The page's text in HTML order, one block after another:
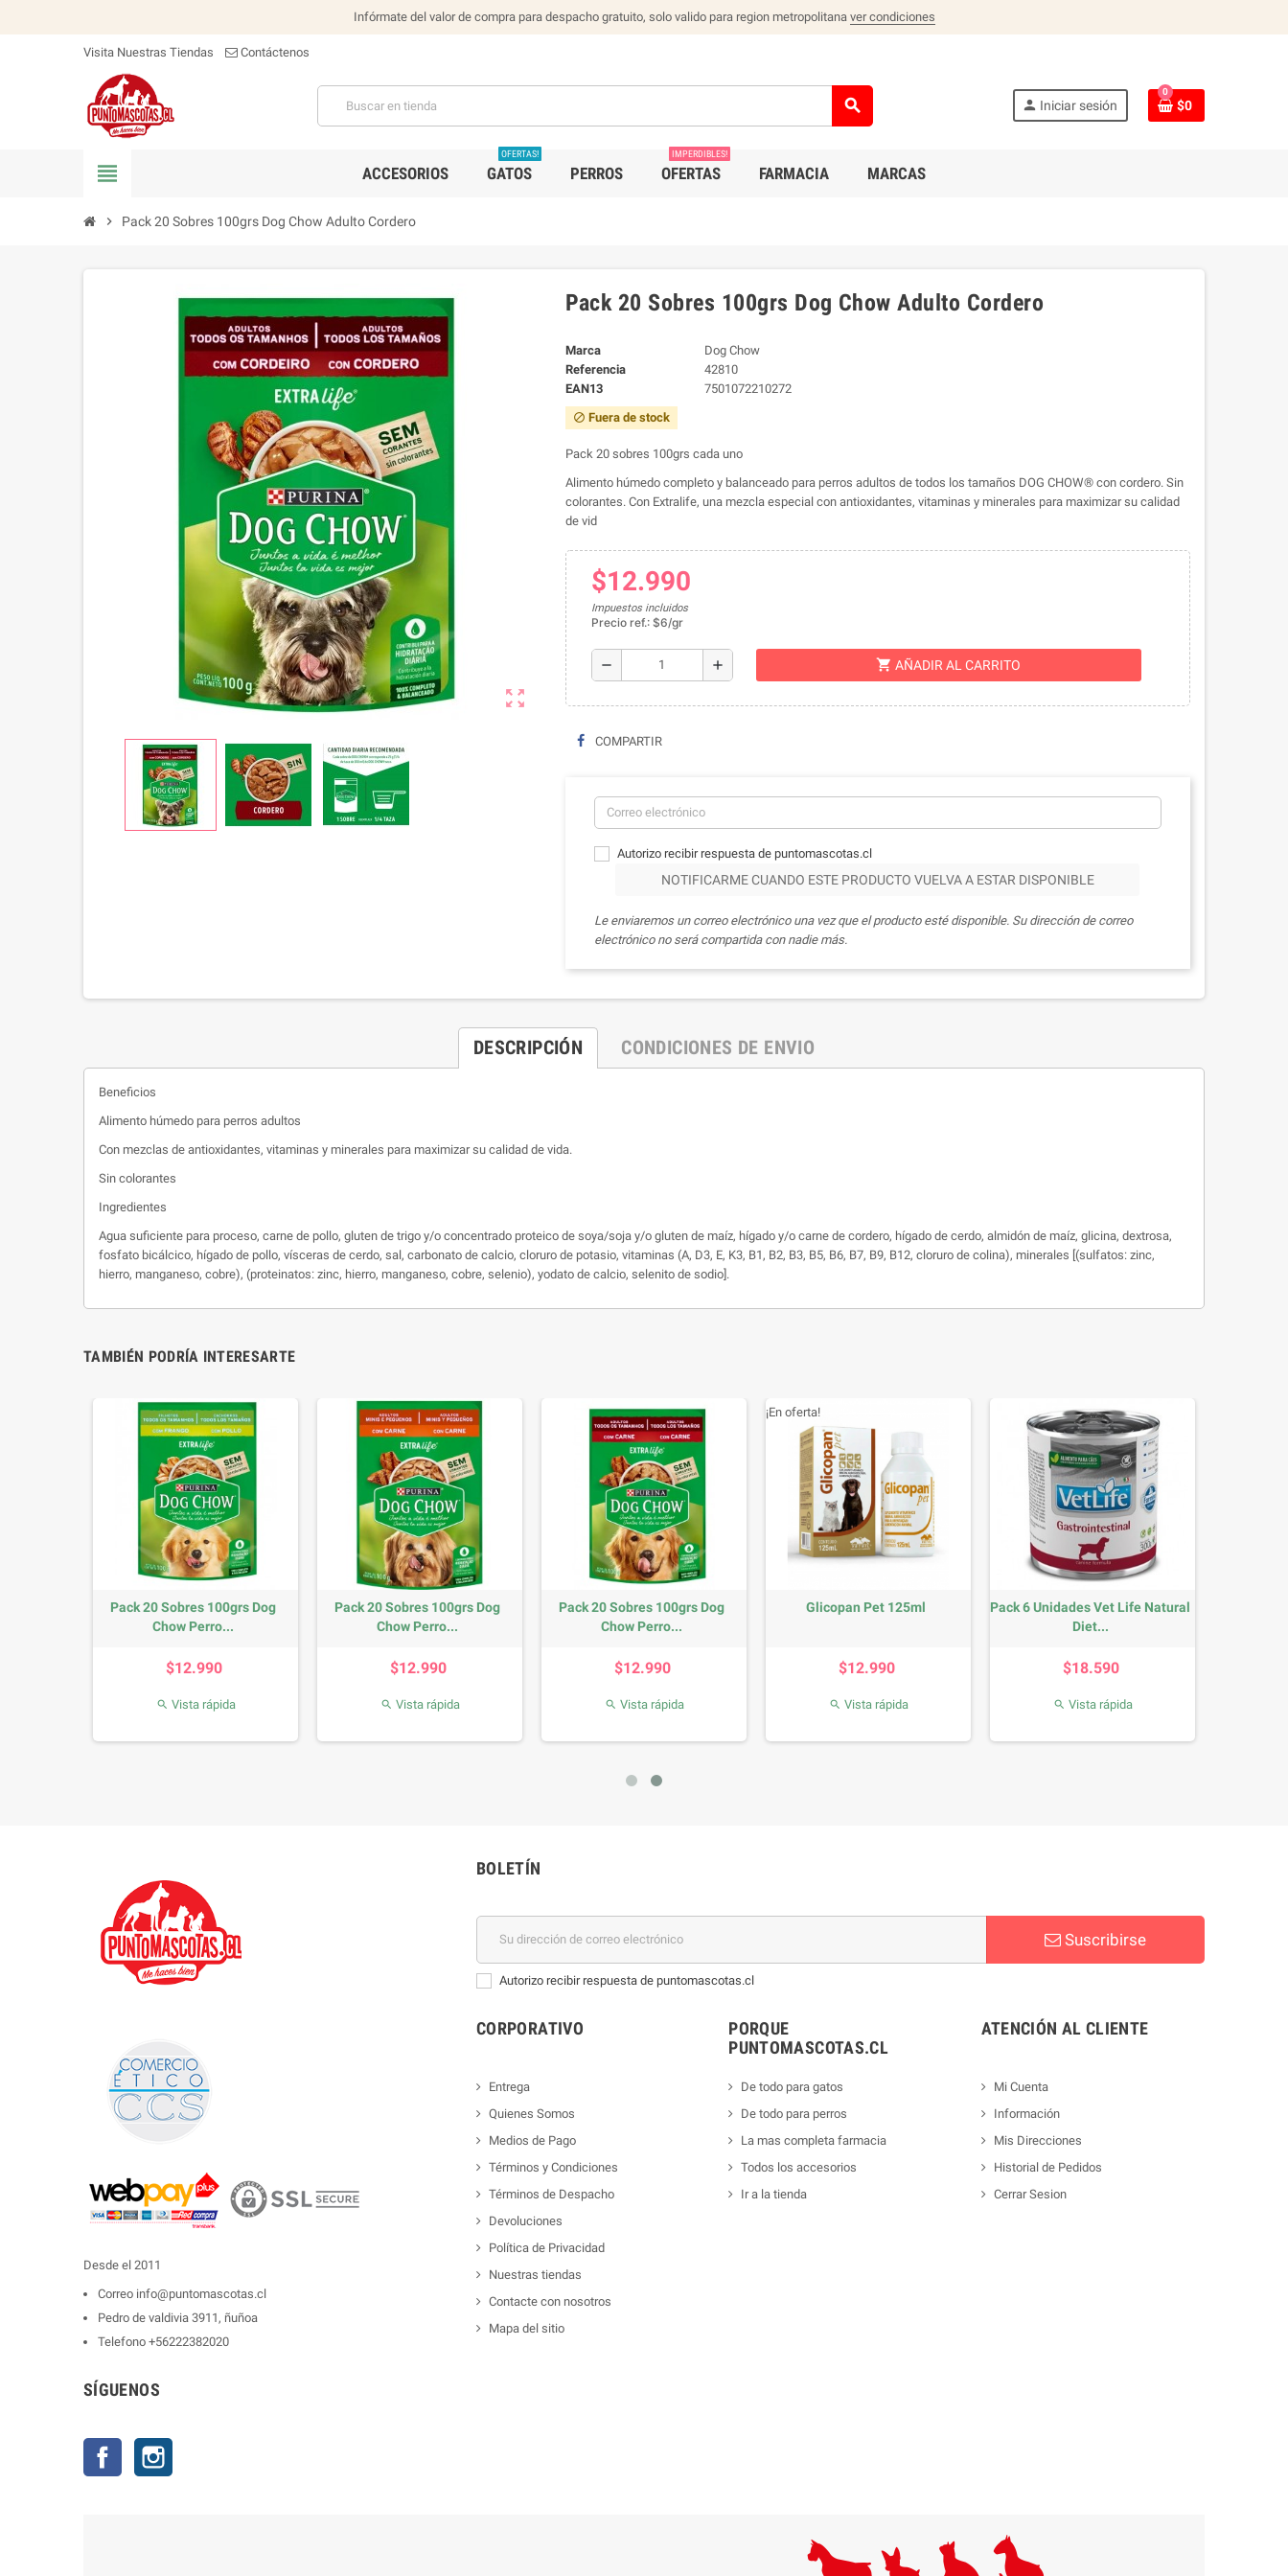
Infórmate del valor de compra para despacho gratuito, solo valido para region metropolitana ver condiciones
Visita Nuestras Tiendas Contáctenos
search person Iniciar sesión
0
$0
view_headline ACCESORIOS GATOS
OFERTAS!
PERROS OFERTAS
IMPERDIBLES!
FARMACIA MARCAS
chevron_right Pack 20 Sobres 100grs Dog Chow Adulto Cordero
zoom_out_map
Pack 20 Sobres 100grs Dog Chow Adulto Cordero
Marca
Dog Chow
Referencia
42810
EAN13
7501072210272
block Fuera de stock
Pack 20 sobres 100grs cada uno
Alimento húmedo completo y balanceado para perros adultos de todos los tamaños DOG CHOW® con cordero. Sin
colorantes. Con Extralife, una mezcla especial con antioxidantes, vitaminas y minerales para maximizar su calidad
de vid
$12.990
Impuestos incluidos
Precio ref.: $6/gr
remove add shopping_cart AÑADIR AL CARRITO
COMPARTIR
Autorizo recibir respuesta de puntomascotas.cl
NOTIFICARME CUANDO ESTE PRODUCTO VUELVA A ESTAR DISPONIBLE
Le enviaremos un correo electrónico una vez que el producto esté disponible. Su dirección de correo
electrónico no será compartida con nadie más.
DESCRIPCIÓN CONDICIONES DE ENVIO
Beneficios
Alimento húmedo para perros adultos
Con mezclas de antioxidantes, vitaminas y minerales para maximizar su calidad de vida.
Sin colorantes
Ingredientes
Agua suficiente para proceso, carne de pollo, gluten de trigo y/o concentrado proteico de soya/soja y/o gluten de maíz, hígado y/o carne de cordero, hígado de cerdo, almidón de maíz, glicina, dextrosa,
fosfato bicálcico, hígado de pollo, vísceras de cerdo, sal, carbonato de calcio, cloruro de potasio, vitaminas (A, D3, E, K3, B1, B2, B3, B5, B6, B7, B9, B12, cloruro de colina), minerales [(sulfatos: zinc,
hierro, manganeso, cobre), (proteinatos: zinc, hierro, manganeso, cobre, selenio), yodato de calcio, selenito de sodio].
TAMBIÉN PODRÍA INTERESARTE
Pack 20 Sobres 100grs Dog
Chow Perro...
$12.990
 Vista rápida
Pack 20 Sobres 100grs Dog
Chow Perro...
$12.990
 Vista rápida
Pack 20 Sobres 100grs Dog
Chow Perro...
$12.990
 Vista rápida
Glicopan Pet 125ml
$12.990
¡En oferta!
 Vista rápida
Pack 6 Unidades Vet Life Natural
Diet...
$18.590
 Vista rápida
Desde el 2011
Correo info@puntomascotas.cl
Pedro de valdivia 3911, ñuñoa
Telefono +56222382020
SÍGUENOS
Facebook
BOLETÍN
Suscribirse
Autorizo recibir respuesta de puntomascotas.cl
CORPORATIVO
Entrega
Quienes Somos
Medios de Pago
Términos y Condiciones
Términos de Despacho
Devoluciones
Política de Privacidad
Nuestras tiendas
Contacte con nosotros
Mapa del sitio
PORQUE
PUNTOMASCOTAS.CL
De todo para gatos
De todo para perros
La mas completa farmacia
Todos los accesorios
Ir a la tienda
ATENCIÓN AL CLIENTE
Mi Cuenta
Información
Mis Direcciones
Historial de Pedidos
Cerrar Sesion